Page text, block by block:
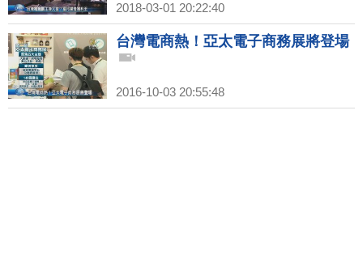
2018-03-01 20:22:40
台灣電商熱！亞太電子商務展將登場
2016-10-03 20:55:48